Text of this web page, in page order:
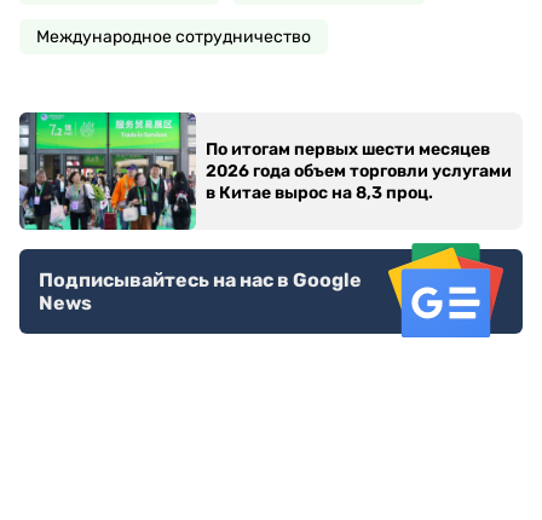
Международное сотрудничество
По итогам первых шести месяцев
2026 года объем торговли услугами
в Китае вырос на 8,3 проц.
Подписывайтесь на нас в Google
News